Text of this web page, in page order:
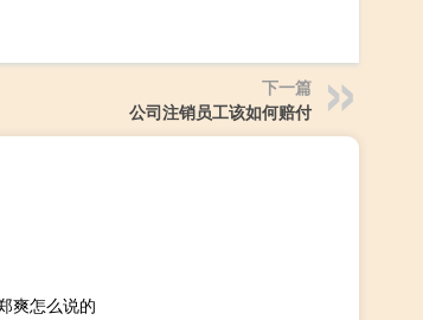
下一篇
公司注销员工该如何赔付
爽怎么说的